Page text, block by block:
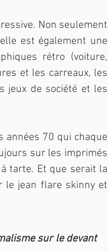
Non seulement
est également une
rétro (voiture,
et les carreaux, les
jeux de société et les
années 70 qui chaque
sur les imprimés
tarte. Et que serait la
le jean flare skinny et
sur le devant